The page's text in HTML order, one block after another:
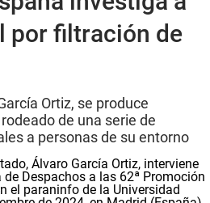
por filtración de
Ortiz, se produce
de una serie de
a personas de su entorno